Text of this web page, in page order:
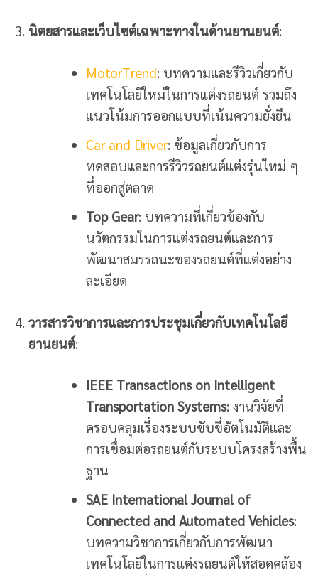
นิตยสารและเว็บไซต์เฉพาะทางในด้านยานยนต์:
MotorTrend: บทความและรีวิวเกี่ยวกับ
เทคโนโลยีใหม่ในการแต่งรถยนต์ รวมถึง
แนวโน้มการออกแบบที่เน้นความยั่งยืน
Car and Driver: ข้อมูลเกี่ยวกับการ
ทดสอบและการรีวิวรถยนต์แต่งรุ่นใหม่ ๆ
ที่ออกสู่ตลาด
Top Gear: บทความที่เกี่ยวข้องกับ
นวัตกรรมในการแต่งรถยนต์และการ
พัฒนาสมรรถนะของรถยนต์ที่แต่งอย่าง
ละเอียด
วารสารวิชาการและการประชุมเกี่ยวกับเทคโนโลยี
ยานยนต์:
IEEE Transactions on Intelligent
Transportation Systems: งานวิจัยที่
ครอบคลุมเรื่องระบบขับขี่อัตโนมัติและ
การเชื่อมต่อรถยนต์กับระบบโครงสร้างพื้น
ฐาน
SAE International Journal of
Connected and Automated Vehicles:
บทความวิชาการเกี่ยวกับการพัฒนา
เทคโนโลยีในการแต่งรถยนต์ให้สอดคล้อง